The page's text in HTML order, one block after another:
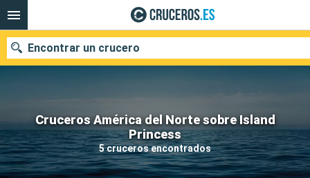
Cruceros América del Norte sobre Island
Princess
5 cruceros encontrados
Encontrar un crucero
Nuestros destinos
Fecha de salida